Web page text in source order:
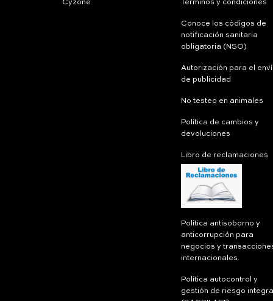
Cyzone Términos y condiciones
Conoce los códigos de
notificación sanitaria
obligatoria (NSO)
Autorización para el
de publicidad
No testeo en animales
Política de cambios y
devoluciones
Libro de reclamaciones
Política antisoborno y
anticorrupción para
negocios y
internacionales.
Política autocontrol y
gestión de riesgo